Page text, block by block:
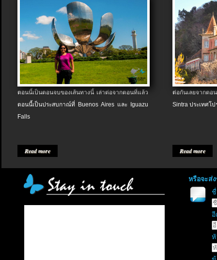
ตอนนี้เป็นตอนจบของเส้นทางนี้ เล่าต่อจากตอนที่แล้ว
ตอนนี้เป็นประสบกาณ์ที่ Buenos Aires และ Iguazu
Falls
Read more
ต่อกันเลยจากต
Sintra ประเทศโป
Read more
หรือจะส่
อี
หั